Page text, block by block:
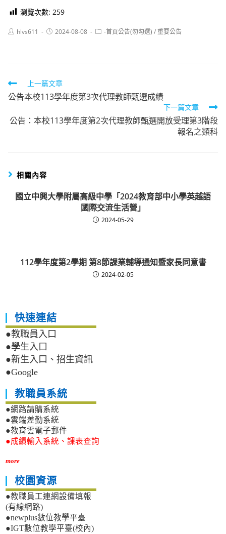
瀏覽次數: 259
Posthlvs611
Post2024-08-08
Post-首頁公告(勿勾選) /重要公告
Read
more
articles
上一篇文章
公告本校113學年度第3次代理教師甄選成績
下一篇文章
公告：本校113學年度第2次代理教師甄選開放受理第3階段
報名之類科
相關內容
國立中興大學附屬高級中學「2024教育部中小學英越語
國際交流生活營」
2024-05-29
112學年度第2學期 第8節課業輔導通知暨家長同意書
2024-02-05
快速連結
●教職員入口
●學生入口
●新生入口、招生資訊
●Google
教職員系統
●網路請購系統
●雲端差勤系統
●教育雲電子郵件
●成績輸入系統、課表查詢
more
校園資源
●教職員工連網設備填報
(有線網路)
●newplus數位教學平臺
●IGT數位教學平臺(校內)